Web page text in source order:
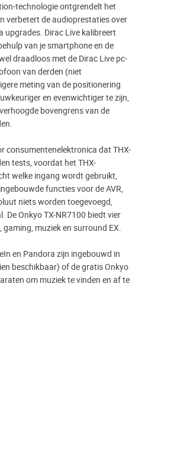
technologie ontgrendelt het
verbetert de audioprestaties over
upgrades. Dirac Live kalibreert
van je smartphone en de
draadloos met de Dirac Live pc-
van derden (niet
meting van de positionering
en evenwichtiger te zijn,
bovengrens van de
consumentenelektronica dat THX-
tests, voordat het THX-
welke ingang wordt gebruikt,
functies voor de AVR,
niets worden toegevoegd,
Onkyo TX-NR7100 biedt vier
muziek en surround EX.
en Pandora zijn ingebouwd in
beschikbaar) of de gratis Onkyo
om muziek te vinden en af ​​te